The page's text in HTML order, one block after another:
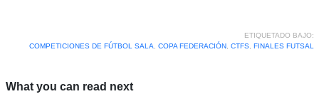
ETIQUETADO BAJO:
COMPETICIONES DE FÚTBOL SALA
COPA FEDERACIÓN, CTFS, FINALES FUTSAL
What you can read next